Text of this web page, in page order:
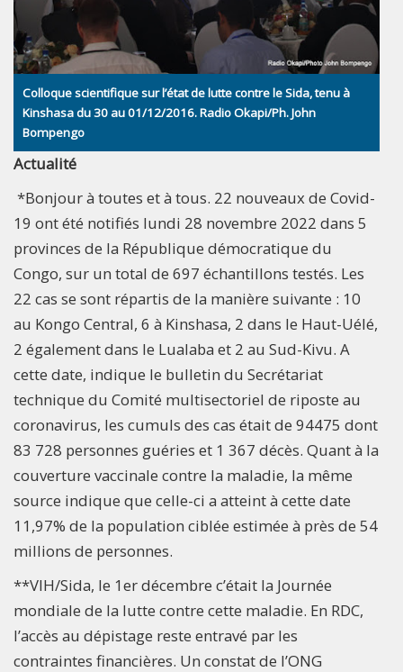
Colloque scientifique sur l’état de lutte contre le Sida, tenu à
Kinshasa du 30 au 01/12/2016. Radio Okapi/Ph. John
Bompengo
Actualité
*Bonjour à toutes et à tous. 22 nouveaux de Covid-
19 ont été notifiés lundi 28 novembre 2022 dans 5
provinces de la République démocratique du
Congo, sur un total de 697 échantillons testés. Les
22 cas se sont répartis de la manière suivante : 10
au Kongo Central, 6 à Kinshasa, 2 dans le Haut-Uélé,
2 également dans le Lualaba et 2 au Sud-Kivu. A
cette date, indique le bulletin du Secrétariat
technique du Comité multisectoriel de riposte au
coronavirus, les cumuls des cas était de 94475 dont
83 728 personnes guéries et 1 367 décès. Quant à la
couverture vaccinale contre la maladie, la même
source indique que celle-ci a atteint à cette date
11,97% de la population ciblée estimée à près de 54
millions de personnes.
**VIH/Sida, le 1er décembre c’était la Journée
mondiale de la lutte contre cette maladie. En RDC,
l’accès au dépistage reste entravé par les
contraintes financières. Un constat de l’ONG